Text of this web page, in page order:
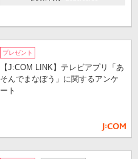
プレゼント
【J:COM LINK】テレビアプリ「あ
そんでまなぼう」に関するアンケ
ート